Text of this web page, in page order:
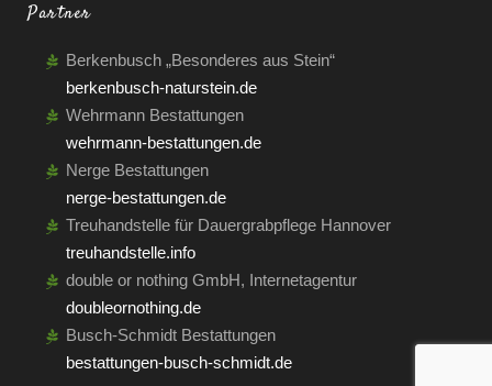
Partner
Berkenbusch „Besonderes aus Stein“
berkenbusch-naturstein.de
Wehrmann Bestattungen
wehrmann-bestattungen.de
Nerge Bestattungen
nerge-bestattungen.de
Treuhandstelle für Dauergrabpflege Hannover
treuhandstelle.info
double or nothing GmbH, Internetagentur
doubleornothing.de
Busch-Schmidt Bestattungen
bestattungen-busch-schmidt.de